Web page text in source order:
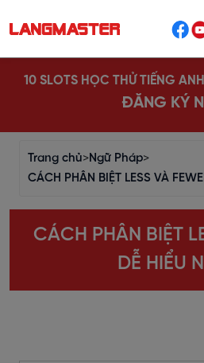
10 SLOTS HỌC THỬ TIẾNG
ĐĂNG KÝ
Trang chủ>Ngữ Pháp>
CÁCH PHÂN BIỆT LESS VÀ
CÁCH PHÂN BIỆT
DỄ HIỂU